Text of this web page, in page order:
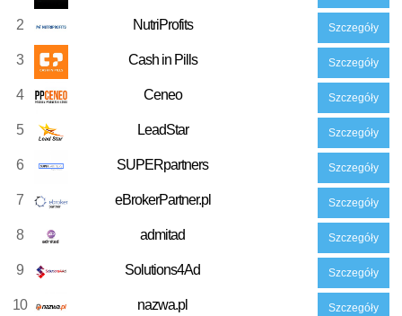
2 NutriProfits Szczegóły
3 Cash in Pills Szczegóły
4 Ceneo Szczegóły
5 LeadStar Szczegóły
6 SUPERpartners Szczegóły
7 eBrokerPartner.pl Szczegóły
8 admitad Szczegóły
9 Solutions4Ad Szczegóły
10 nazwa.pl Szczegóły